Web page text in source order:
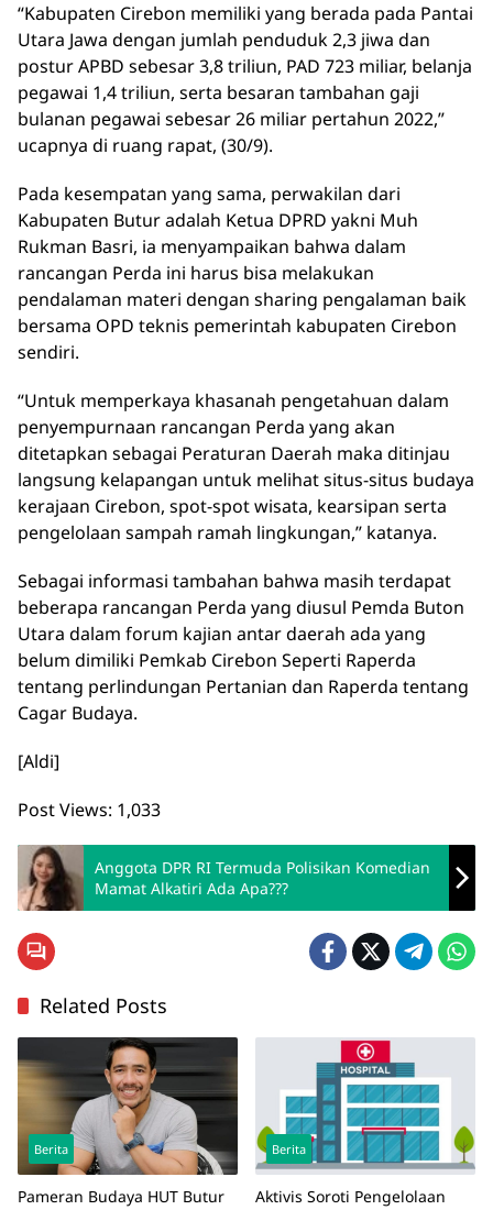
“Kabupaten Cirebon memiliki yang berada pada Pantai
Utara Jawa dengan jumlah penduduk 2,3 jiwa dan
postur APBD sebesar 3,8 triliun, PAD 723 miliar, belanja
pegawai 1,4 triliun, serta besaran tambahan gaji
bulanan pegawai sebesar 26 miliar pertahun 2022,”
ucapnya di ruang rapat, (30/9).
Pada kesempatan yang sama, perwakilan dari
Kabupaten Butur adalah Ketua DPRD yakni Muh
Rukman Basri, ia menyampaikan bahwa dalam
rancangan Perda ini harus bisa melakukan
pendalaman materi dengan sharing pengalaman baik
bersama OPD teknis pemerintah kabupaten Cirebon
sendiri.
“Untuk memperkaya khasanah pengetahuan dalam
penyempurnaan rancangan Perda yang akan
ditetapkan sebagai Peraturan Daerah maka ditinjau
langsung kelapangan untuk melihat situs-situs budaya
kerajaan Cirebon, spot-spot wisata, kearsipan serta
pengelolaan sampah ramah lingkungan,” katanya.
Sebagai informasi tambahan bahwa masih terdapat
beberapa rancangan Perda yang diusul Pemda Buton
Utara dalam forum kajian antar daerah ada yang
belum dimiliki Pemkab Cirebon Seperti Raperda
tentang perlindungan Pertanian dan Raperda tentang
Cagar Budaya.
[Aldi]
Post Views: 1,033
Anggota DPR RI Termuda Polisikan Komedian
Mamat Alkatiri Ada Apa???
Related Posts
Berita
Pameran Budaya HUT Butur
Berita
Aktivis Soroti Pengelolaan